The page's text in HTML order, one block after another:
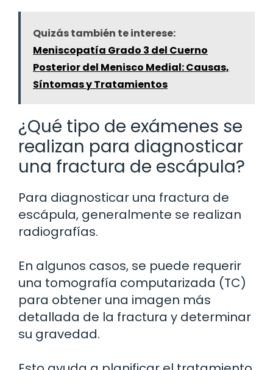
Quizás también te interese:
Meniscopatía Grado 3 del Cuerno
Posterior del Menisco Medial: Causas,
Síntomas y Tratamientos
¿Qué tipo de exámenes se
realizan para diagnosticar
una fractura de escápula?
Para diagnosticar una fractura de
escápula, generalmente se realizan
radiografías.
En algunos casos, se puede requerir
una tomografía computarizada (TC)
para obtener una imagen más
detallada de la fractura y determinar
su gravedad.